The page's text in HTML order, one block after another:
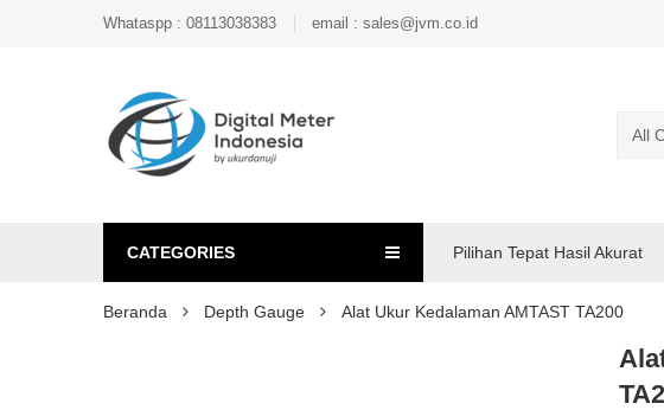
Whataspp : 08113038383 email : sales@jvm.co.id
CATEGORIES Pilihan Tepat Hasil Akurat
Beranda Depth Gauge Alat Ukur Kedalaman AMTAST TA200